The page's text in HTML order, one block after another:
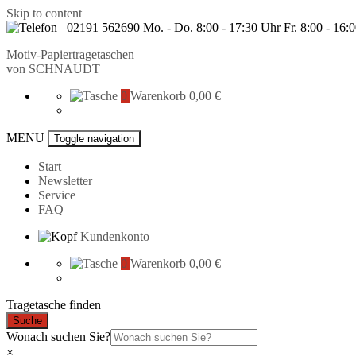
Skip to content
02191 562690 Mo. - Do. 8:00 - 17:30 Uhr Fr. 8:00 -
Motiv-Papiertragetaschen
von SCHNAUDT
0 Warenkorb 0,00 €
MENU Toggle navigation
Start
Newsletter
Service
FAQ
Kundenkonto
0 Warenkorb 0,00 €
Tragetasche finden
Suche
Wonach suchen Sie?
×